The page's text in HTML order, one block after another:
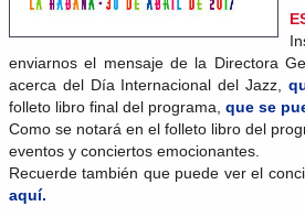
enviarnos el mensaje de la Directora
acerca del Día Internacional del Jazz,
folleto libro final del programa, que se
Como se notará en el folleto libro del
eventos y conciertos emocionantes.
Recuerde también que puede ver el
aquí.